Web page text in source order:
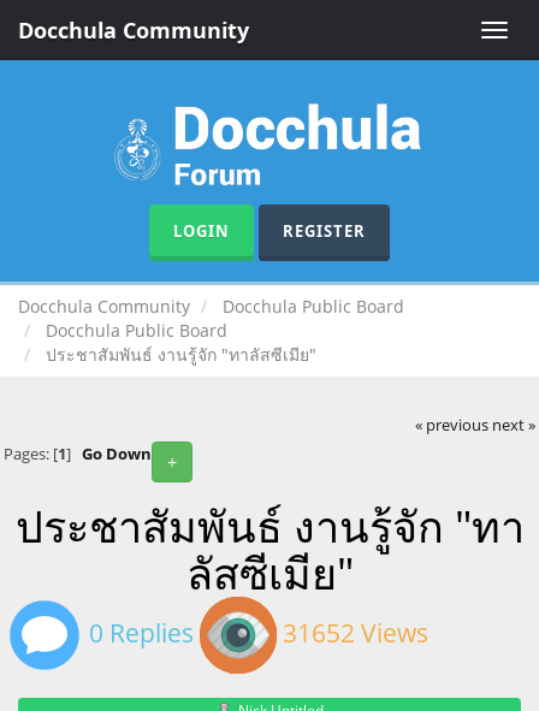
Toggle
Docchula Community
LOGIN REGISTER
Docchula Community
Docchula Public Board
Docchula Public Board
ประชาสัมพันธ์ งานรู้จัก "ทาลัสซีเมีย"
« previous next »
+
Pages: [1] Go Down
ประชาสัมพันธ์ งานรู้จัก "ทา
ลัสซีเมีย"
0 Replies 31652 Views